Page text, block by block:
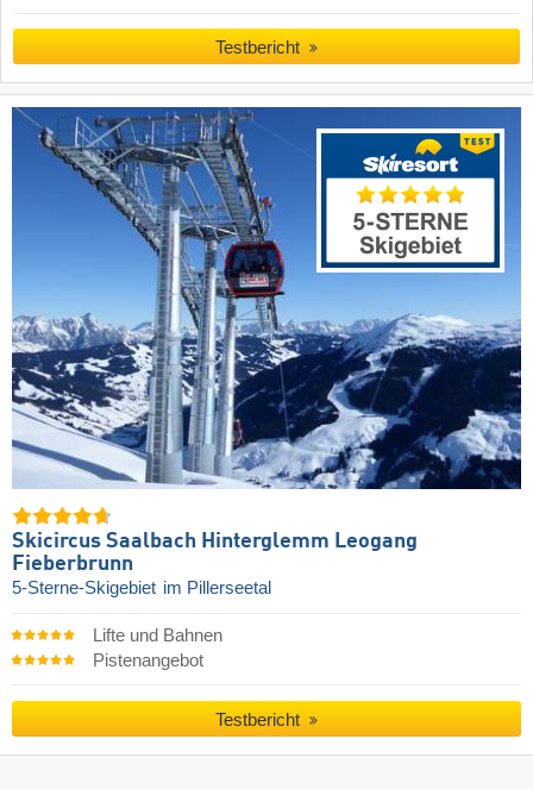
Testbericht
Skicircus Saalbach Hinterglemm Leogang
Fieberbrunn
5-Sterne-Skigebiet im Pillerseetal
Lifte und Bahnen
Pistenangebot
Testbericht